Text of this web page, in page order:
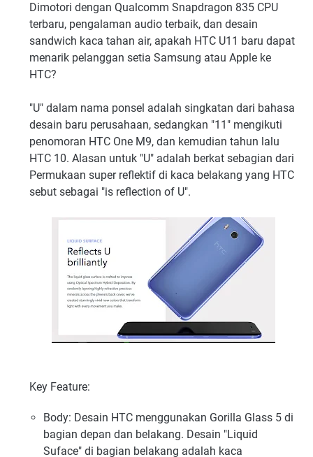
Dimotori dengan Qualcomm Snapdragon 835 CPU
terbaru, pengalaman audio terbaik, dan desain
sandwich kaca tahan air, apakah HTC U11 baru dapat
menarik pelanggan setia Samsung atau Apple ke
HTC?
"U" dalam nama ponsel adalah singkatan dari bahasa
desain baru perusahaan, sedangkan "11" mengikuti
penomoran HTC One M9, dan kemudian tahun lalu
HTC 10. Alasan untuk "U" adalah berkat sebagian dari
Permukaan super reflektif di kaca belakang yang HTC
sebut sebagai "is reflection of U".
Key Feature:
Body: Desain HTC menggunakan Gorilla Glass 5 di
bagian depan dan belakang. Desain "Liquid
Suface" di bagian belakang adalah kaca